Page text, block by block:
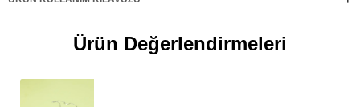
Ürün Değerlendirmeleri